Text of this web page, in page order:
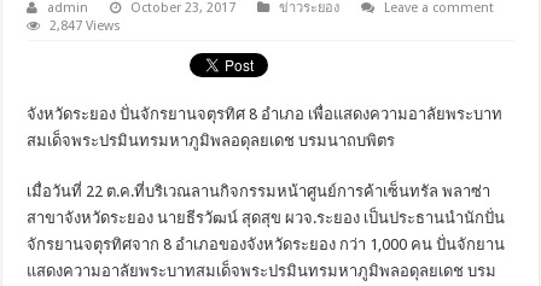
admin October 23, 2017 ข่าวระยอง
Leave a comment
2,847 Views
จังหวัดระยอง ปั่นจักรยานจตุรทิศ 8 อำเภอ เพื่อแสดงความอาลัยพระบาท
สมเด็จพระปรมินทรมหาภูมิพลอดุลยเดช บรมนาถบพิตร
เมื่อวันที่ 22 ต.ค.ที่บริเวณลานกิจกรรมหน้าศูนย์การค้าเซ็นทรัล พลาซ่า
สาขาจังหวัดระยอง นายธีรวัฒน์ สุดสุข ผวจ.ระยอง เป็นประธานนำนักปั่น
จักรยานจตุรทิศจาก 8 อำเภอของจังหวัดระยอง กว่า 1,000 คน ปั่นจักยาน
แสดงความอาลัยพระบาทสมเด็จพระปรมินทรมหาภูมิพลอดุลยเดช บรม